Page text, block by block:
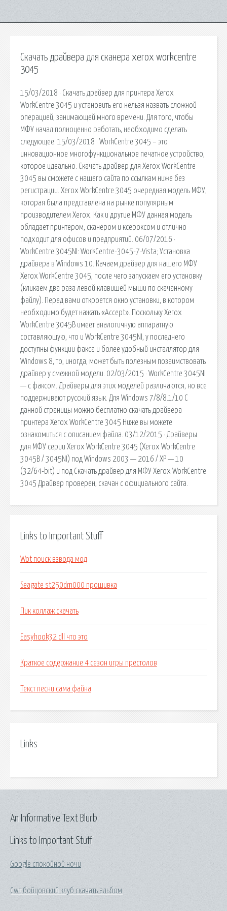
Скачать драйвера для сканера xerox workcentre
3045
15/03/2018 · Скачать драйвер для принтера Xerox
WorkCentre 3045 и установить его нельзя назвать сложной
операцией, занимающей много времени. Для того, чтобы
МФУ начал полноценно работать, необходимо сделать
следующее. 15/03/2018 · WorkCentre 3045 – это
инновационное многофункциональное печатное устройство,
которое идеально. Скачать драйвер для Xerox WorkCentre
3045 вы сможете с нашего сайта по ссылкам ниже без
регистрации. Xerox WorkCentre 3045 очередная модель МФУ,
которая была представлена на рынке популярным
производителем Xerox. Как и другие МФУ данная модель
обладает принтером, сканером и ксероксом и отлично
подходит для офисов и предприятий. 06/07/2016 ·
WorkCentre 3045NI: WorkCentre-3045-7-Vista; Установка
драйвера в Windows 10. Качаем драйвер для нашего МФУ
Xerox WorkCentre 3045, после чего запускаем его установку
(кликаем два раза левой клавишей мыши по скачанному
файлу). Перед вами откроется окно установки, в котором
необходимо будет нажать «Accept». Поскольку Xerox
WorkCentre 3045B имеет аналогичную аппаратную
составляющую, что и WorkCentre 3045NI, у последнего
доступны функции факса и более удобный инсталлятор для
Windows 8, то, иногда, может быть полезным позаимствовать
драйвер у смежной модели. 02/03/2015 · WorkCentre 3045NI
— с факсом. Драйверы для этих моделей различаются, но все
поддерживают русский язык. Для Windows 7/8/8.1/10 С
данной страницы можно бесплатно скачать драйвера
принтера Xerox WorkCentre 3045 Ниже вы можете
ознакомиться с описанием файла. 03/12/2015 · Драйверы
для МФУ серии Xerox WorkCentre 3045 (Xerox WorkCentre
3045B / 3045NI) под Windows 2003 — 2016 / XP — 10
(32/64-bit) и под Скачать драйвер для МФУ Xerox WorkCentre
3045 Драйвер проверен, скачан с официального сайта.
Links to Important Stuff
Wot поиск взвода мод
Seagate st250dm000 прошивка
Пик коллаж скачать
Easyhook32 dll что это
Краткое содержание 4 сезон игры престолов
Текст песни сама файна
Links
Links to Important Stuff
Google спокойной ночи
Cwt бойцовский клуб скачать альбом
An Informative Text Blurb